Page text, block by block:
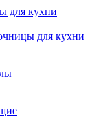
для кухни
для кухни